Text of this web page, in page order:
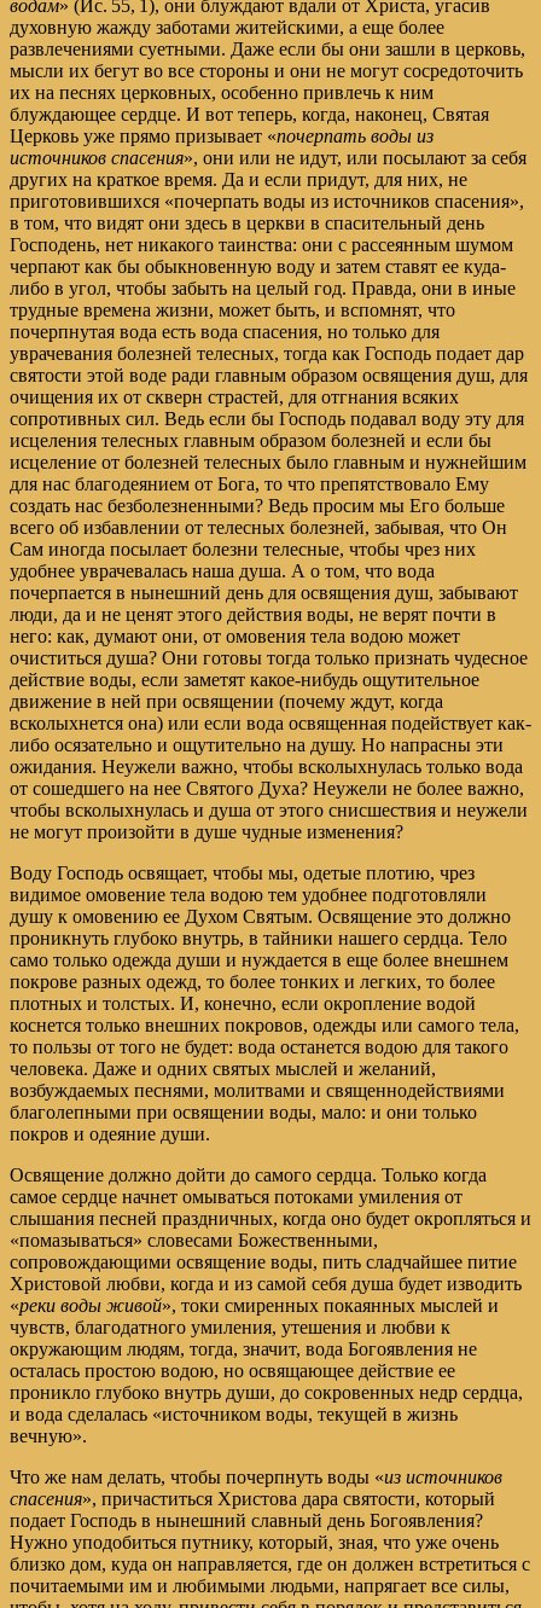
водам» (Ис. 55, 1), они блуждают вдали от Христа, угасив
духовную жажду заботами житейскими, а еще более
развлечениями суетными. Даже если бы они зашли в церковь,
мысли их бегут во все стороны и они не могут сосредоточить
их на песнях церковных, особенно привлечь к ним
блуждающее сердце. И вот теперь, когда, наконец, Святая
Церковь уже прямо призывает «почерпать воды из
источников спасения», они или не идут, или посылают за себя
других на краткое время. Да и если придут, для них, не
приготовившихся «почерпать воды из источников спасения»,
в том, что видят они здесь в церкви в спасительный день
Господень, нет никакого таинства: они с рассеянным шумом
черпают как бы обыкновенную воду и затем ставят ее куда-
либо в угол, чтобы забыть на целый год. Правда, они в иные
трудные времена жизни, может быть, и вспомнят, что
почерпнутая вода есть вода спасения, но только для
уврачевания болезней телесных, тогда как Господь подает дар
святости этой воде ради главным образом освящения душ, для
очищения их от скверн страстей, для отгнания всяких
сопротивных сил. Ведь если бы Господь подавал воду эту для
исцеления телесных главным образом болезней и если бы
исцеление от болезней телесных было главным и нужнейшим
для нас благодеянием от Бога, то что препятствовало Ему
создать нас безболезненными? Ведь просим мы Его больше
всего об избавлении от телесных болезней, забывая, что Он
Сам иногда посылает болезни телесные, чтобы чрез них
удобнее уврачевалась наша душа. А о том, что вода
почерпается в нынешний день для освящения душ, забывают
люди, да и не ценят этого действия воды, не верят почти в
него: как, думают они, от омовения тела водою может
очиститься душа? Они готовы тогда только признать чудесное
действие воды, если заметят какое-нибудь ощутительное
движение в ней при освящении (почему ждут, когда
всколыхнется она) или если вода освященная подействует как-
либо осязательно и ощутительно на душу. Но напрасны эти
ожидания. Неужели важно, чтобы всколыхнулась только вода
от сошедшего на нее Святого Духа? Неужели не более важно,
чтобы всколыхнулась и душа от этого снисшествия и неужели
не могут произойти в душе чудные изменения?
Воду Господь освящает, чтобы мы, одетые плотию, чрез
видимое омовение тела водою тем удобнее подготовляли
душу к омовению ее Духом Святым. Освящение это должно
проникнуть глубоко внутрь, в тайники нашего сердца. Тело
само только одежда души и нуждается в еще более внешнем
покрове разных одежд, то более тонких и легких, то более
плотных и толстых. И, конечно, если окропление водой
коснется только внешних покровов, одежды или самого тела,
то пользы от того не будет: вода останется водою для такого
человека. Даже и одних святых мыслей и желаний,
возбуждаемых песнями, молитвами и священнодействиями
благолепными при освящении воды, мало: и они только
покров и одеяние души.
Освящение должно дойти до самого сердца. Только когда
самое сердце начнет омываться потоками умиления от
слышания песней праздничных, когда оно будет окропляться и
«помазываться» словесами Божественными,
сопровождающими освящение воды, пить сладчайшее питие
Христовой любви, когда и из самой себя душа будет изводить
«реки воды живой», токи смиренных покаянных мыслей и
чувств, благодатного умиления, утешения и любви к
окружающим людям, тогда, значит, вода Богоявления не
осталась простою водою, но освящающее действие ее
проникло глубоко внутрь души, до сокровенных недр сердца,
и вода сделалась «источником воды, текущей в жизнь
вечную».
Что же нам делать, чтобы почерпнуть воды «из источников
спасения», причаститься Христова дара святости, который
подает Господь в нынешний славный день Богоявления?
Нужно уподобиться путнику, который, зная, что уже очень
близко дом, куда он направляется, где он должен встретиться с
почитаемыми им и любимыми людьми, напрягает все силы,